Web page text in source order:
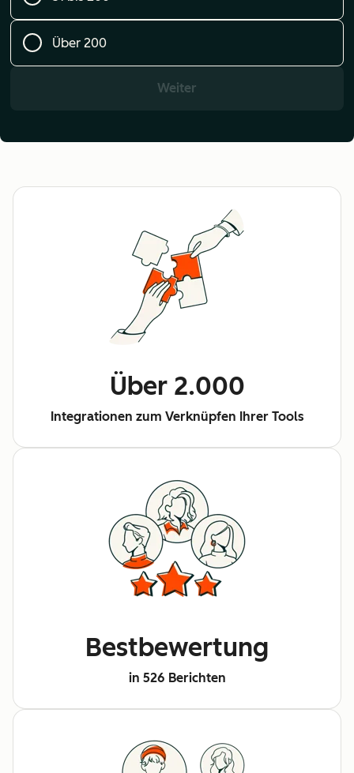
Über 200
Weiter
Über 2.000
Integrationen zum Verknüpfen Ihrer Tools
Bestbewertung
in 526 Berichten